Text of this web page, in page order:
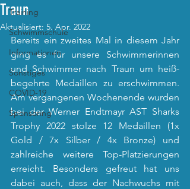
Training
Schwimmschule
Informationen
Sonstiges
COVID-19
Sponsoring
Traun
Aktualisiert: 5. Apr. 2022
Bereits ein zweites Mal in diesem Jahr
ging es für unsere Schwimmerinnen
und Schwimmer nach Traun um heiß-
begehrte Medaillen zu erschwimmen.
Am vergangenen Wochenende wurden
bei der Werner Endtmayr AST Sharks
Trophy 2022 stolze 12 Medaillen (1x
Gold / 7x Silber / 4x Bronze) und
zahlreiche weitere Top-Platzierungen
erreicht. Besonders gefreut hat uns
dabei auch, dass der Nachwuchs mit